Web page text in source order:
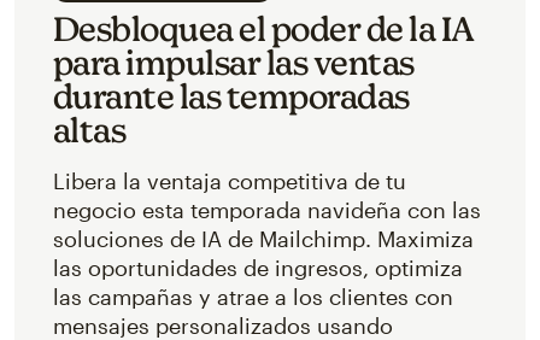
Desbloquea el poder de la IA
para impulsar las ventas
durante las temporadas
altas
Libera la ventaja competitiva de tu
negocio esta temporada navideña con las
soluciones de IA de Mailchimp. Maximiza
las oportunidades de ingresos, optimiza
las campañas y atrae a los clientes con
mensajes personalizados usando